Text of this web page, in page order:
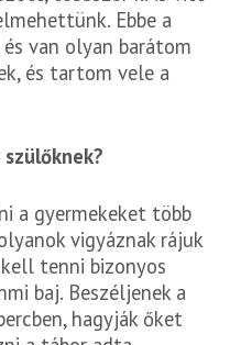
Ebbe a
van olyan barátom
és tartom vele a
a gyermekeket több
vigyáznak rájuk
tenni bizonyos
baj. Beszéljenek a
hagyják őket